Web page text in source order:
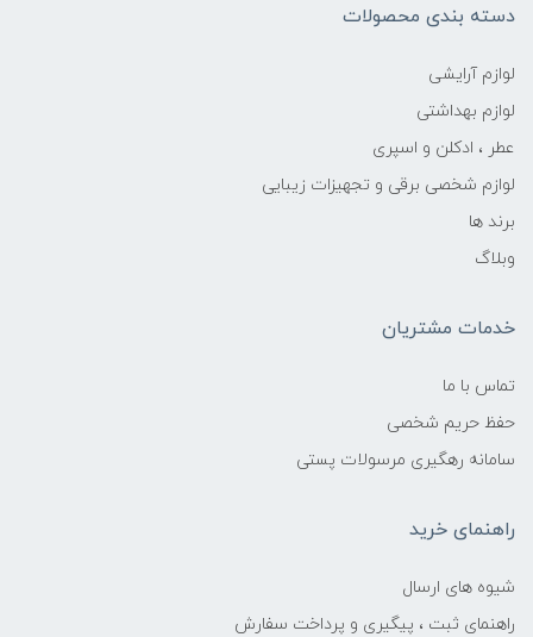
دسته بندی محصولات
لوازم آرایشی
لوازم بهداشتی
عطر ، ادکلن و اسپری
لوازم شخصی برقی و تجهیزات زیبایی
برند ها
وبلاگ
خدمات مشتریان
تماس با ما
حفظ حریم شخصی
سامانه رهگیری مرسولات پستی
راهنمای خرید
شیوه های ارسال
راهنمای ثبت ، پیگیری و پرداخت سفارش